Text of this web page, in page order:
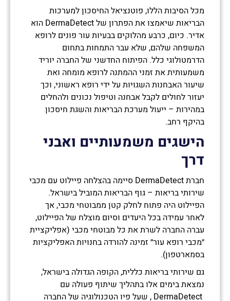
מכל הסיבות הללו, פוטנציאל החיסכון למערכות
הבריאות שיאמצו את הפתרון של DermaDetect הוא
אדיר. כיום, כרבע מהלוקים בבעיות עור פונים לרופא
המשפחה שלהם, שלא עבר התמחות בתחום
הדרמטולוגי כלל. הפיתוח החדשני של החברה יוריד
משמעותית את זמני ההמתנה לרופא מומחה ואת
שיעור האבחנות השגויות על ידי רופא ראשוני, וכך
יעזור לחולים לקבל אבחנה וטיפול נכונים ולהחלים
במהירות – ייעול מערכת הבריאות והשגת חיסכון
בהיקף רחב.
הישגים משמעותיים ואבני
דרך
חברת DermaDetect סיימה בהצלחה פיילוט עם מכבי
שירותי בריאות – גוף הבריאות המוביל בישראל.
הפיילוט היה פתוח לחלק קטן ממבוטחי מכבי, אך
לאחר עמידה בכל היעדים וסיום מוצלח של הפיילוט,
עברה החברה לשרת את כל מבוטחי מכבי (אפליקציית
״מכבי רופא עור״ זמינה להורדה בחנויות האפליקציות
בסמארטפון).
גם שירותי בריאות כללית, הקופה הגדולה בישראל,
נמצאת בימים אלו בתהליך שיתוף פעולה עם
DermaDetect , שעל פיו הטכנולוגיה של החברה